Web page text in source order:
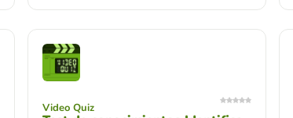
Video Quiz